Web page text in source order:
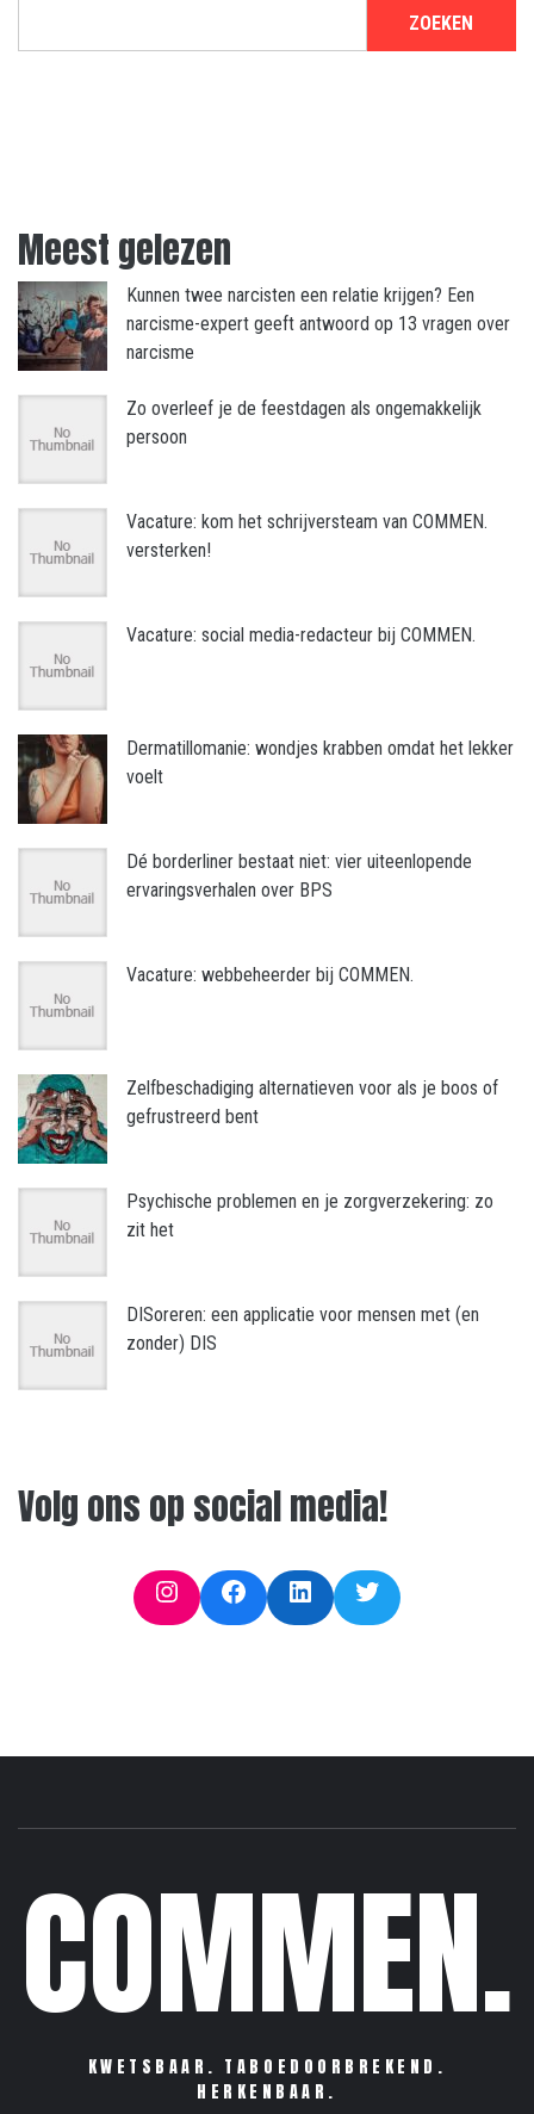
ZOEKEN
Meest gelezen
Kunnen twee narcisten een relatie krijgen? Een
narcisme-expert geeft antwoord op 13 vragen over
narcisme
Zo overleef je de feestdagen als ongemakkelijk
persoon
Vacature: kom het schrijversteam van COMMEN.
versterken!
Vacature: social media-redacteur bij COMMEN.
Dermatillomanie: wondjes krabben omdat het lekker
voelt
Dé borderliner bestaat niet: vier uiteenlopende
ervaringsverhalen over BPS
Vacature: webbeheerder bij COMMEN.
Zelfbeschadiging alternatieven voor als je boos of
gefrustreerd bent
Psychische problemen en je zorgverzekering: zo
zit het
DISoreren: een applicatie voor mensen met (en
zonder) DIS
Volg ons op social media!
InstagramFacebookLinkedInTwitter
COMMEN.
KWETSBAAR. TABOEDOORBREKEND.
HERKENBAAR.